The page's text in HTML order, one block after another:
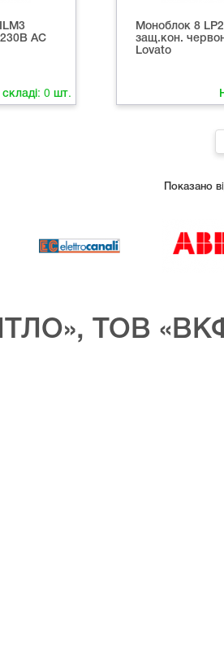
AC
0 шт.
Моноблок 8
защ.кон.
Lovato
Показано
ТОВ